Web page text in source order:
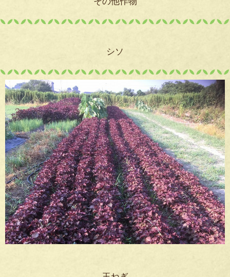
シソ